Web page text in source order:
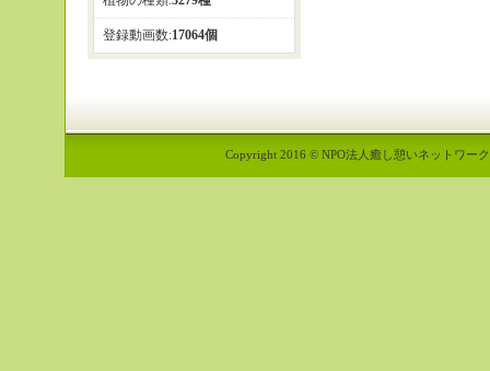
登録動画数:17064個
Copyright 2016 © NPO法人癒し憩いネットワー